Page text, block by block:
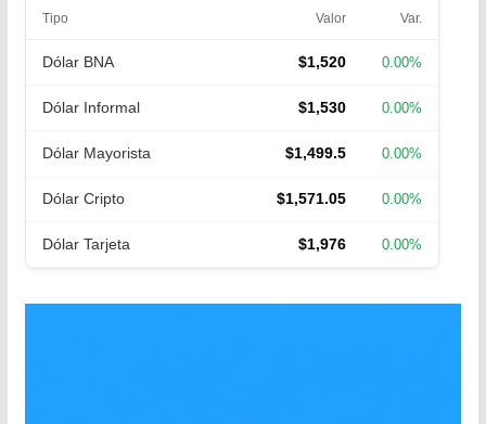
Tipo Valor Var.
Dólar BNA $1,520 0.00%
Dólar Informal $1,530 0.00%
Dólar Mayorista $1,499.5 0.00%
Dólar Cripto $1,571.05 0.00%
Dólar Tarjeta $1,976 0.00%